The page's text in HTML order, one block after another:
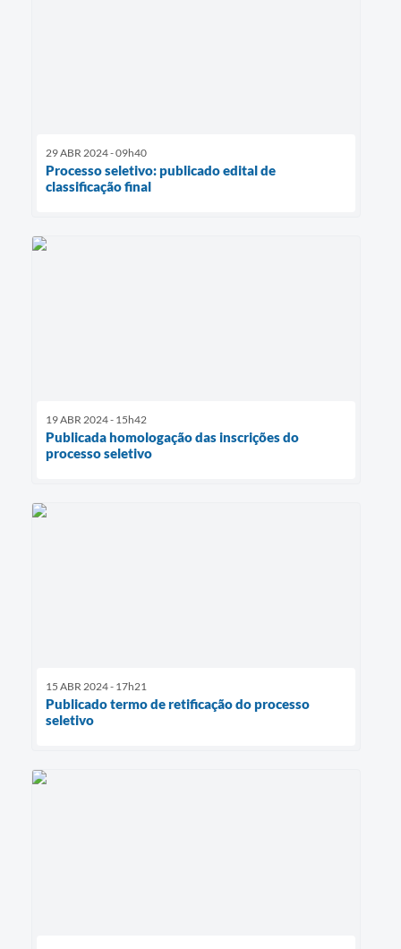
29 ABR 2024 - 09h40
Processo seletivo: publicado edital de
classificação final
19 ABR 2024 - 15h42
Publicada homologação das inscrições do
processo seletivo
15 ABR 2024 - 17h21
Publicado termo de retificação do processo
seletivo